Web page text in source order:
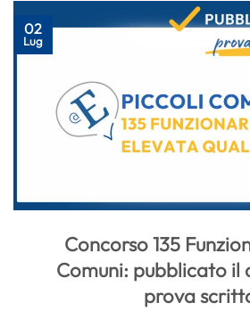
02
Lug
Concorso 135
Comuni: pubblicato il
prova